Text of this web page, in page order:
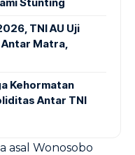
TNI AU Uji
Antar Matra,
Kehormatan
Antar TNI
asal Wonosobo